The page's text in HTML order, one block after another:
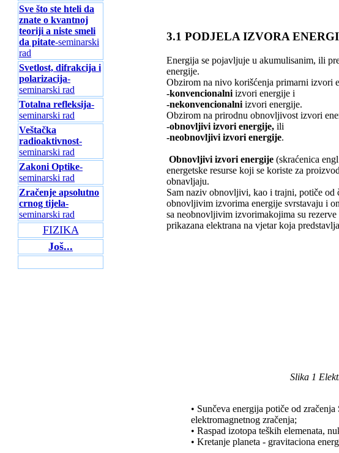
Sve što ste hteli da
znate o kvantnoj
teoriji a niste smeli
da pitate-seminarski
rad
Svetlost, difrakcija i
polarizacija-
seminarski rad
Totalna refleksija-
seminarski rad
Veštačka
radioaktivnost-
seminarski rad
Zakoni Optike-
seminarski rad
Zračenje apsolutno
crnog tijela-
seminarski rad
FIZIKA
Još...
3.1 PODJELA IZVORA
Energija se pojavljuje u akumulisanim, ili
energije.
Obzirom na nivo korišćenja primarni izvori
-konvencionalni izvori energije i
-nekonvencionalni izvori energije.
Obzirom na prirodnu obnovljivost izvori
-obnovljivi izvori energije, ili
-neobnovljivi izvori energije.
Obnovljivi izvori energije (skraćenica
energetske resurse koji se koriste za
obnavljaju.
Sam naziv obnovljivi, kao i trajni, potiče od
obnovljivim izvorima energije svrstavaju i
sa neobnovljivim izvorimakojima su
prikazana elektrana na vjetar koja
Slika 1
• Sunčeva energija potiče od
elektromagnetnog zračenja;
• Raspad izotopa teških elemenata,
• Kretanje planeta - gravitaciona